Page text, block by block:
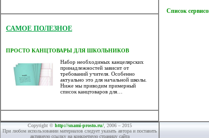
САМОЕ ПОЛЕЗНОЕ
ПРОСТО КАНЦТОВАРЫ ДЛЯ ШКОЛЬНИКОВ
Набор необходимых канцелярских
принадлежностей зависит от
требований учителя. Особенно
актуально это для начальной школы.
Ниже мы приводим примерный
список канцтоваров для…
Список
Copyright © http://snami-prosto.ru/, 2006 – 2015
При любом использовании материалов следует указать автора и поставить
активную ссылку на конкретную страницу сайта